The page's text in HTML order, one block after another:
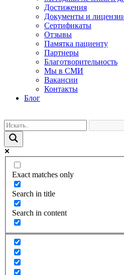
Достижения
Документы и
Сертификаты
Отзывы
Памятка пациенту
Партнеры
Благотворительность
Мы в СМИ
Вакансии
Контакты
Блог
Exact matches only
Search in title
Search in content